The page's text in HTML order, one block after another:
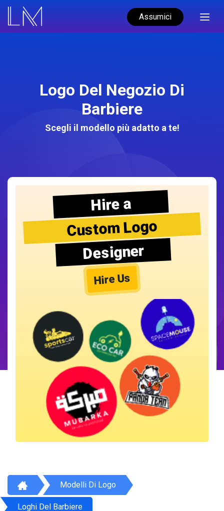
Assumici
Logo Del Negozio Di
Barbiere
Scegli il modello più adatto a te!
Hire a
Custom Logo
Designer
Hire Us
Modelli Di Logo
Loghi Del Barbiere